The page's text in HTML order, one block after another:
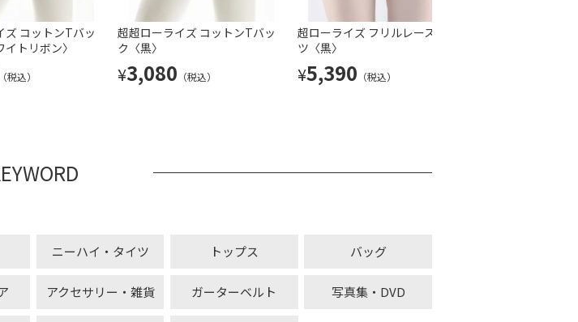
バックリボ
超超ローライズ フリルレースパンツ
5,390（税込）
超ローライズ サイドループレースT
バック〈白〉
4,290（税込）
ズ コットンTバッ
トリボン〉
（税込）
超超ローライズ コットンTバッ
ク〈黒〉
¥3,080 （税込）
超ローライズ フリルレースパン
ツ〈黒〉
¥5,390 （税込）
ニーハイ・タイツ トップス バッグ
アクセサリー・雑貨 ガーターベルト 写真集・DVD